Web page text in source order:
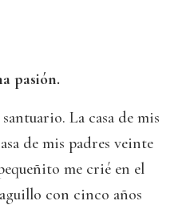
pasión.
La casa de mis
de mis padres veinte
me crié en el
con cinco años